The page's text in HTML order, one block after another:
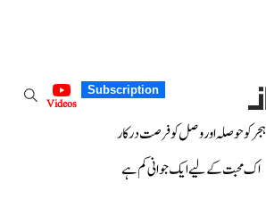
Subscription
Videos
ہجر کو حوصلہ اور وصل کو فرصت درکار
اک محبت کے لیے ایک جوانی کم ہے